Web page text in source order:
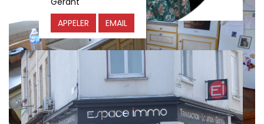
APPELER
EMAIL